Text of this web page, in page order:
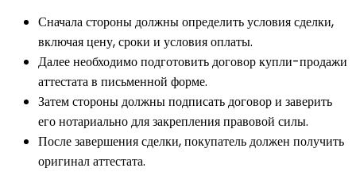
Сначала стороны должны определить условия сделки,
включая цену, сроки и условия оплаты.
Далее необходимо подготовить договор купли-продажи
аттестата в письменной форме.
Затем стороны должны подписать договор и заверить
его нотариально для закрепления правовой силы.
После завершения сделки, покупатель должен получить
оригинал аттестата.